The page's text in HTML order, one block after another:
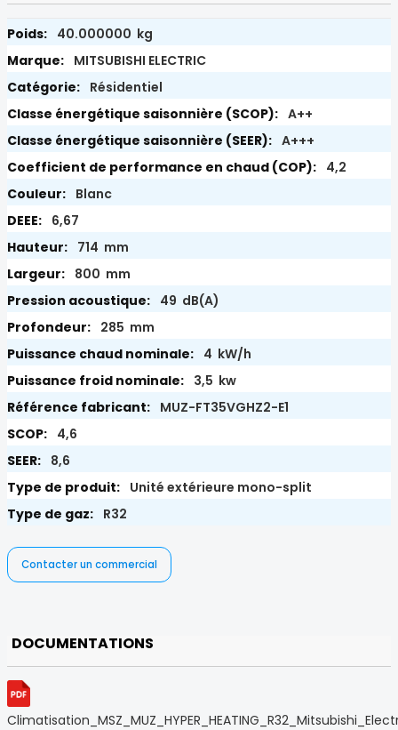
40.000000 kg
MITSUBISHI ELECTRIC
Résidentiel
A++
A+++
4,2
Blanc
6,67
714 mm
800 mm
49 dB(A)
285 mm
4 kW/h
3,5 kw
MUZ-FT35VGHZ2-E1
4,6
8,6
Unité extérieure mono-split
R32
Contacter un commercial
DOCUMENTATIONS